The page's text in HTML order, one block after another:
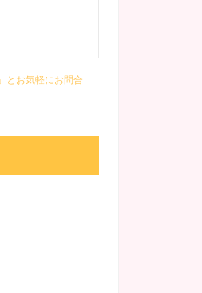
とお気軽にお問合